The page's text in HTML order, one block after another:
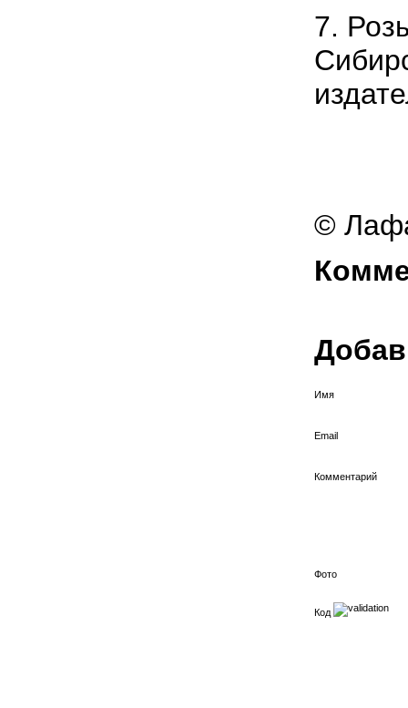
7.
© Ла
Имя
Email
Комментарий
Фото
Код